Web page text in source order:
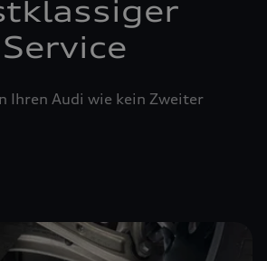
Service
Ihren Audi wie kein Zweiter